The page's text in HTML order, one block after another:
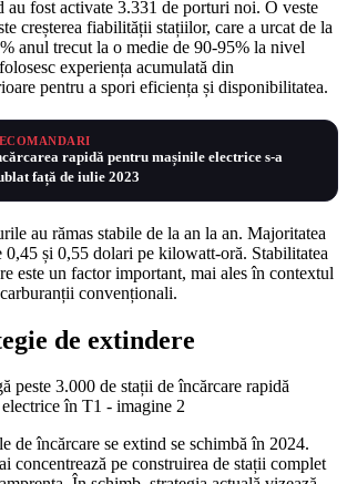
au fost activate 3.331 de porturi noi. O veste
creșterea fiabilității stațiilor, care a urcat de la
anul trecut la o medie de 90-95% la nivel
experiența acumulată din
pentru a spori eficiența și disponibilitatea.
rapidă pentru mașinile electrice s-a
față de iulie 2023
au rămas stabile de la an la an. Majoritatea
0,45 și 0,55 dolari pe kilowatt-oră. Stabilitatea
este un factor important, mai ales în contextul
convenționali.
de extindere
de încărcare se extind se schimbă în 2024.
concentrează pe construirea de stații complet